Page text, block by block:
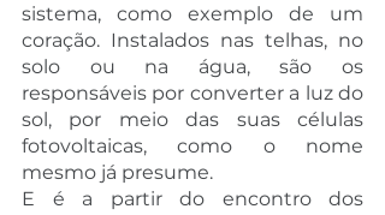
sistema, como exemplo de um
coração. Instalados nas telhas, no
solo ou na água, são os
responsáveis por converter a luz do
sol, por meio das suas células
fotovoltaicas, como o nome
mesmo já presume.
E é a partir do encontro dos